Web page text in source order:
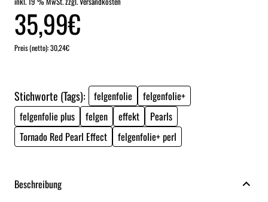
35,99€
Preis (netto): 30,24€
Stichworte (Tags): felgenfolie
felgenfolie+
felgenfolie plus
felgen effekt
Pearls
Tornado Red Pearl Effect
felgenfolie+ perl
Beschreibung